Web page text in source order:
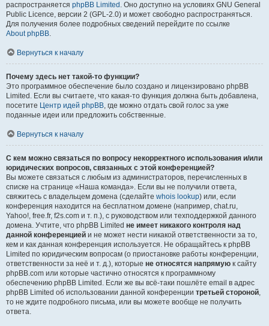
распространяется phpBB Limited . Оно доступно на условиях GNU General
Public Licence, версии 2 (GPL-2.0) и может свободно распространяться.
Для получения более подробных сведений перейдите по ссылке
About phpBB.
Вернуться к началу
Почему здесь нет такой-то функции?
Это программное обеспечение было создано и лицензировано phpBB
Limited. Если вы считаете, что какая-то функция должна быть добавлена,
посетите Центр идей phpBB, где можно отдать свой голос за уже
поданные идеи или предложить собственные.
Вернуться к началу
С кем можно связаться по вопросу некорректного использования и/или
юридических вопросов, связанных с этой конференцией?
Вы можете связаться с любым из администраторов, перечисленных в
списке на странице «Наша команда». Если вы не получили ответа,
свяжитесь с владельцем домена (сделайте whois lookup) или, если
конференция находится на бесплатном домене (например, chat.ru,
Yahoo!, free.fr, f2s.com и т. п.), с руководством или техподдержкой данного
домена. Учтите, что phpBB Limited не имеет никакого контроля над
данной конференцией и не может нести никакой ответственности за то,
кем и как данная конференция используется. Не обращайтесь к phpBB
Limited по юридическим вопросам (о приостановке работы конференции,
ответственности за неё и т. д.), которые не относятся напрямую к сайту
phpBB.com или которые частично относятся к программному
обеспечению phpBB Limited. Если же вы всё-таки пошлёте email в адрес
phpBB Limited об использовании данной конференции третьей стороной,
то не ждите подробного письма, или вы можете вообще не получить
ответа.